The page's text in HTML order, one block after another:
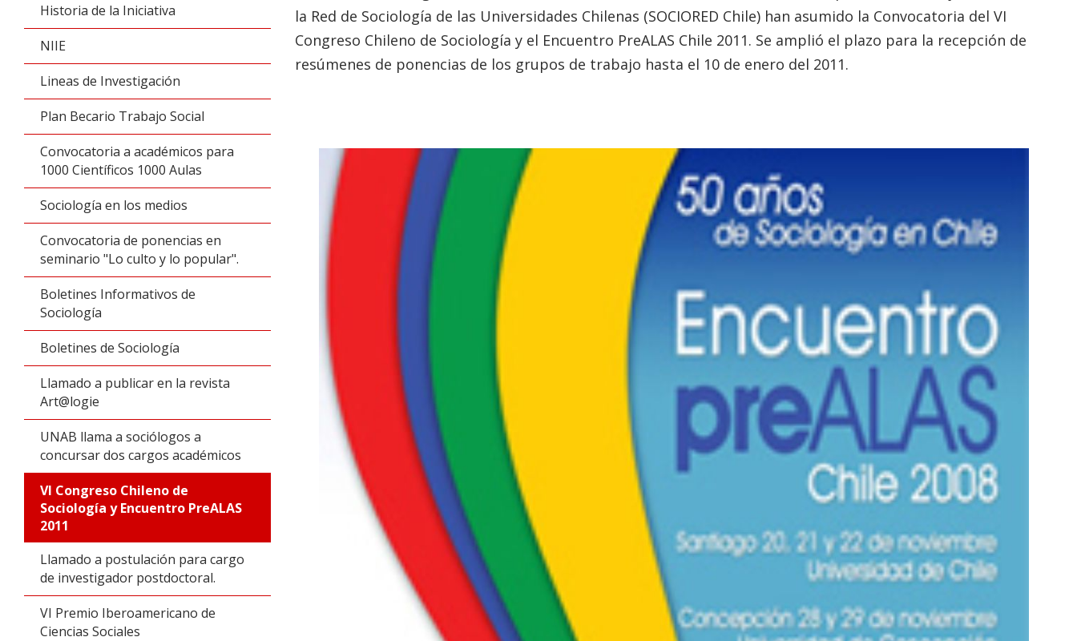
Historia de la Iniciativa
NIIE
Lineas de Investigación
Plan Becario Trabajo Social
Convocatoria a académicos para
1000 Científicos 1000 Aulas
Sociología en los medios
Convocatoria de ponencias en
seminario "Lo culto y lo popular".
Boletines Informativos de
Sociología
Boletines de Sociología
Llamado a publicar en la revista
Art@logie
UNAB llama a sociólogos a
concursar dos cargos académicos
VI Congreso Chileno de
Sociología y Encuentro PreALAS
2011
Llamado a postulación para cargo
de investigador postdoctoral.
VI Premio Iberoamericano de
Ciencias Sociales
la Red de Sociología de las Universidades Chilenas (SOCIORED Chile) han asumido la Convocatoria del VI
Congreso Chileno de Sociología y el Encuentro PreALAS Chile 2011. Se amplió el plazo para la recepción de
resúmenes de ponencias de los grupos de trabajo hasta el 10 de enero del 2011.